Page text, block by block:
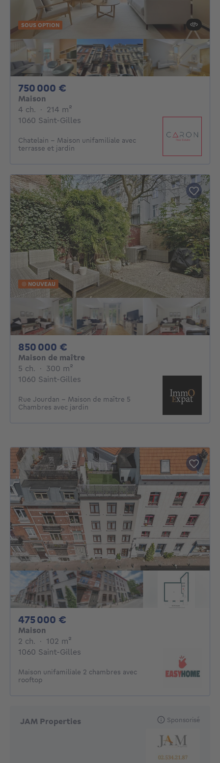
SOUS OPTION
750 000 €
Maison
4 ch. 4 chambres
· 214 m²
1060 Saint-Gilles
Chatelain - Maison unifamiliale avec
terrasse et jardin
NOUVEAU
850 000 €
Maison de maître
5 ch. 5 chambres
· 300 m²
1060 Saint-Gilles
Rue Jourdan - Maison de maître 5
Chambres avec jardin
475 000 €
Maison
2 ch. 2 chambres
· 102 m²
1060 Saint-Gilles
Maison unifamiliale 2 chambres avec
rooftop
JAM Properties Sponsorisé